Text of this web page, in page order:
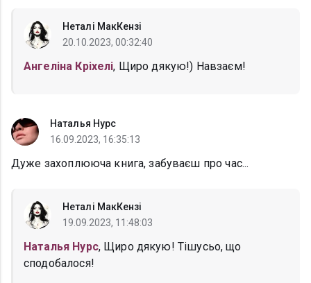
Неталі МакКензі
20.10.2023, 00:32:40
Ангеліна Кріхелі, Щиро дякую!) Навзаєм!
Наталья Нурс
16.09.2023, 16:35:13
Дуже захоплююча книга, забуваєш про час...
Неталі МакКензі
19.09.2023, 11:48:03
Наталья Нурс, Щиро дякую! Тішусьо, що
сподобалося!